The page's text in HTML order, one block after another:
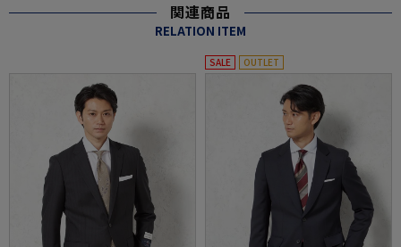
関連商品
RELATION ITEM
SALE OUTLET